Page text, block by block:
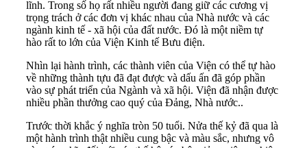
lĩnh. Trong số họ rất nhiều người đang giữ các cương vị
trọng trách ở các đơn vị khác nhau của Nhà nước và các
ngành kinh tế - xã hội của đất nước. Đó là một niềm tự
hào rất to lớn của Viện Kinh tế Bưu điện.
Nhìn lại hành trình, các thành viên của Viện có thể tự hào
về những thành tựu đã đạt được và dấu ấn đã góp phần
vào sự phát triển của Ngành và xã hội. Viện đã nhận được
nhiều phần thưởng cao quý của Đảng, Nhà nước..
Trước thời khắc ý nghĩa tròn 50 tuổi. Nửa thế kỷ đã qua là
một hành trình thật nhiều cung bậc và màu sắc, nhưng vô